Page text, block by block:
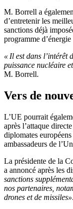
M. Borrell a
d’entretenir les
sanctions déjà
programme
« Il est dans l’intérêt
puissance nucléaire
M. Borrell.
Vers de
L’UE pourrait
après l’attaque
diplomates
ambassadeurs de
La présidente de la
a annoncé après les
sanctions
nos partenaires,
drones et de missiles».